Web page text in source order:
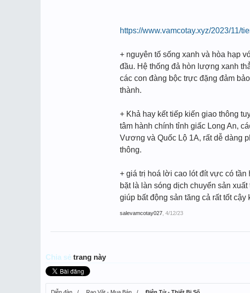
https://www.vamcotay.xyz/2023/11/
+ nguyên tố sống xanh và hòa hạp
đầu. Hệ thống đả hòn lượng xanh
các con đàng bộc trực đặng đảm
thành.
+ Khả hay kết tiếp kiến giao thông
tâm hành chính tỉnh giấc Long An,
Vương và Quốc Lộ 1A, rất dễ dàng
thông.
+ giá trị hoá lời cao lót đít vực có
bặt là làn sóng dịch chuyển sản
giúp bất động sản tăng cả rất tốt
salevamcotay027 4/12/23
Chia sẻ trang này